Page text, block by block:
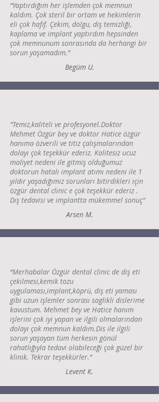
“Yaptırdığım her işlemden çok memnun
kaldım. Çok steril bir ortam ve hekimlerin
eli çok hafif. Çekim, dolgu, diş temizliği,
kaplama ve implant yaptırdım hepsinden
çok memnunum sonrasında da herhangi bir
sorun yaşamadım.”
Begüm U.
"Temiz,kaliteli ve profesyonel.Doktor
Mehmet Özgür bey ve doktor Hatice özgür
hanıma özverili ve titiz çalışmalarından
dolayı çok teşekkür ederiz. Kalitesiz ucuz
maliyet nedeni ile gitmiş olduğumuz
doktorun hatalı implant atımı nedeni ile 1
yıldır yaşadığımız sorunları bitirdikleri için
özgür dental clinic e çok teşekkür ederiz .
Dış tedavisi ve implantta mükemmel sonuç"
Arsen M.
“Merhabalar Özgür dental clinic de diş eti
çekilmesi,kemik tozu
uygulaması,implant,köprü, diş eti yaması
gibi uzun işlemler sonrası saglikli dislerime
kavustum. Mehmet bey ve Hatice hanım
işlerini çok iyi yapan ve ilgili olmalarından
dolayı çok memnun kaldım.Dis ile ilgili
sorun yaşayan tüm herkesin gönül
rahatlığıyla tedavi olabileceği çok güzel bir
klinik. Tekrar teşekkürler.”
Levent K.